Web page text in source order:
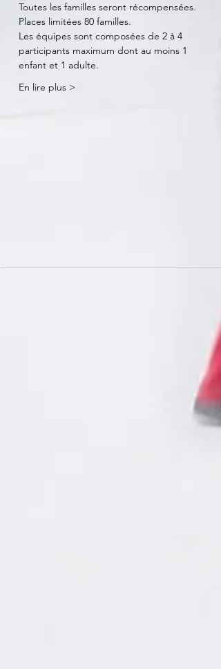
Toutes les familles seront récompensées.
Places limitées 80 familles.
Les équipes sont composées de 2 à 4
participants maximum dont au moins 1
enfant et 1 adulte.
En lire plus >